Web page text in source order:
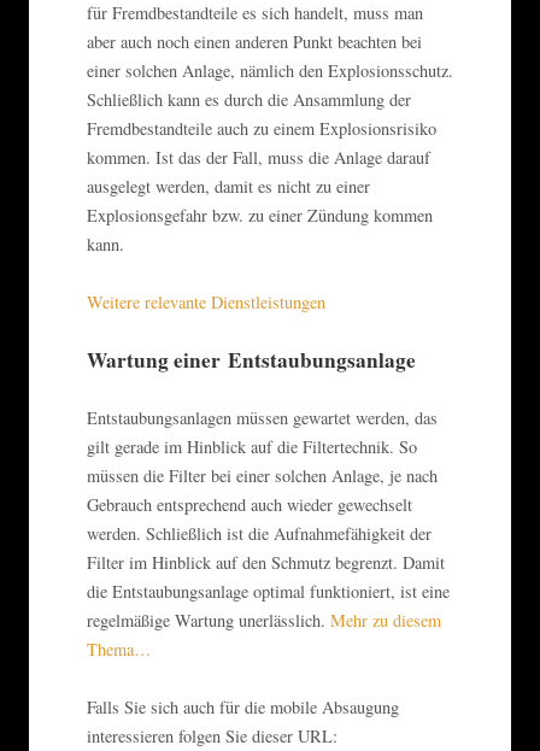
für Fremdbestandteile es sich handelt, muss man
aber auch noch einen anderen Punkt beachten bei
einer solchen Anlage, nämlich den Explosionsschutz.
Schließlich kann es durch die Ansammlung der
Fremdbestandteile auch zu einem Explosionsrisiko
kommen. Ist das der Fall, muss die Anlage darauf
ausgelegt werden, damit es nicht zu einer
Explosionsgefahr bzw. zu einer Zündung kommen
kann.
Weitere relevante Dienstleistungen
Wartung einer Entstaubungsanlage
Entstaubungsanlagen müssen gewartet werden, das
gilt gerade im Hinblick auf die Filtertechnik. So
müssen die Filter bei einer solchen Anlage, je nach
Gebrauch entsprechend auch wieder gewechselt
werden. Schließlich ist die Aufnahmefähigkeit der
Filter im Hinblick auf den Schmutz begrenzt. Damit
die Entstaubungsanlage optimal funktioniert, ist eine
regelmäßige Wartung unerlässlich. Mehr zu diesem
Thema…
Falls Sie sich auch für die mobile Absaugung
interessieren folgen Sie dieser URL: